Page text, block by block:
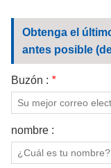
Obtenga el
antes posible
Buzón : *
nombre :